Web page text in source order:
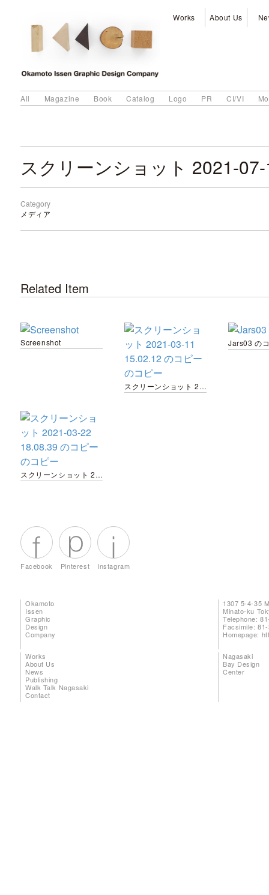
Works About Us
All Magazine Book Catalog Logo PR CI/VI
Category
メディア
Related Item
Screenshot
スクリーンショット 2021-03-11 15.02.12 のコピーのコピー
Jars03 の
スクリーンショット 2021-03-22 18.08.39 のコピーのコピー
Facebook Pinterest Instagram
Okamoto
Issen
Graphic
Design
Company
1307 5-4-35
Minato-ku
Telephone:
Facsimile:
Homepage:
Works
About Us
News
Publishing
Walk Talk Nagasaki
Contact
Nagasaki
Bay Design
Center